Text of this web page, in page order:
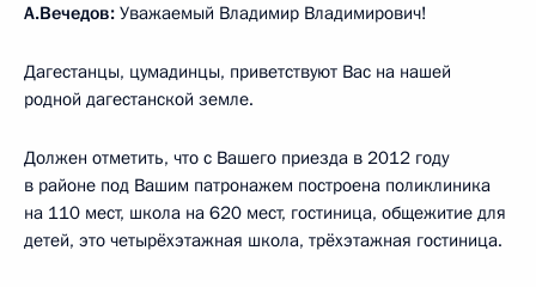
А.Вечедов: Уважаемый Владимир Владимирович!
Дагестанцы, цумадинцы, приветствуют Вас на нашей
родной дагестанской земле.
Должен отметить, что с Вашего приезда в 2012 году
в районе под Вашим патронажем построена поликлиника
на 110 мест, школа на 620 мест, гостиница, общежитие для
детей, это четырёхэтажная школа, трёхэтажная гостиница.